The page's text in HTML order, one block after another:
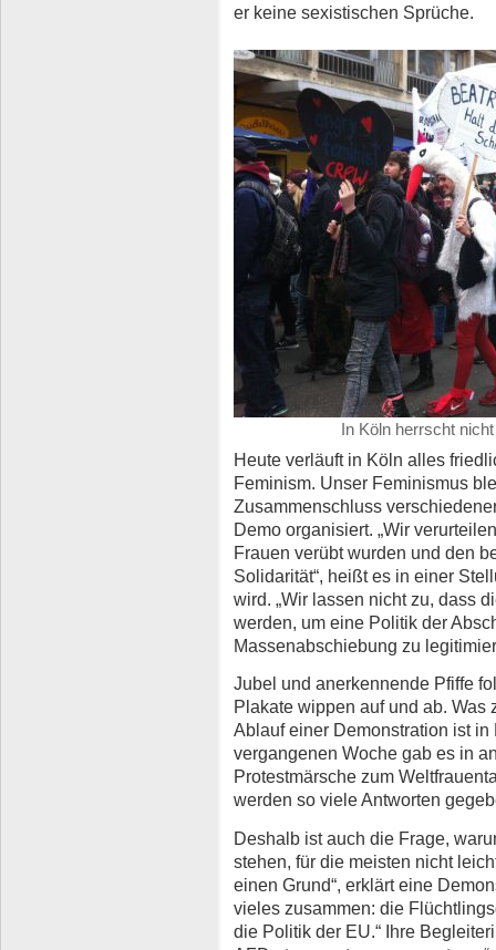
er keine sexistischen Sprüche.
In Köln herrscht
Heute verläuft in Köln alles
Feminism. Unser Feminismus
Zusammenschluss
Demo organisiert. „Wir
Frauen verübt wurden und den
Solidarität“, heißt es in einer
wird. „Wir lassen nicht zu, dass
werden, um eine Politik der
Massenabschiebung zu
Jubel und anerkennende Pfiffe
Plakate wippen auf und ab.
Ablauf einer Demonstration ist
vergangenen Woche gab es in
Protestmärsche zum
werden so viele Antworten
Deshalb ist auch die Frage,
stehen, für die meisten nicht
einen Grund“, erklärt eine
vieles zusammen: die
die Politik der EU.“ Ihre